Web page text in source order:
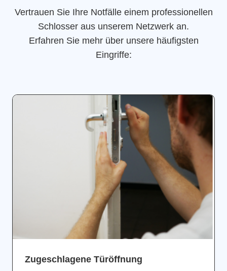
Vertrauen Sie Ihre Notfälle einem professionellen
Schlosser aus unserem Netzwerk an.
Erfahren Sie mehr über unsere häufigsten
Eingriffe:
Zugeschlagene Türöffnung